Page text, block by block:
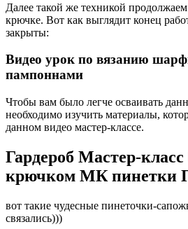
Далее такой же техникой
крючке. Вот как выглядит конец
закрыты:
Видео урок по вязанию
пампоннами
Чтобы вам было легче осваивать
необходимо изучить материалы,
данном видео мастер-классе.
Гардероб Мастер-
крючком МК пинетки
вот такие чудесные пинеточки-
связались)))